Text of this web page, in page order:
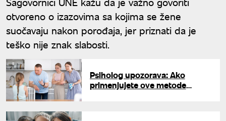
otvoreno o izazovima sa kojima se žene
suočavaju nakon porođaja, jer priznati da je
teško nije znak slabosti.
Psiholog upozorava: Ako
primenjujete ove metode